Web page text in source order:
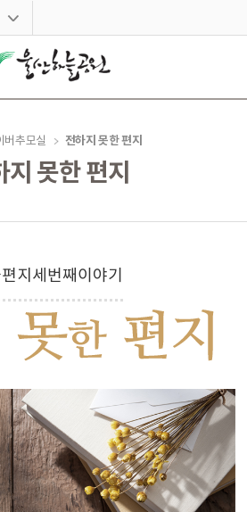
버추모실 전하지 못한 편지
지 못한 편지
작지세번째이야기